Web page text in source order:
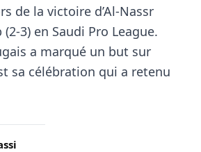
de la victoire d’Al-Nassr
3) en Saudi Pro League.
a marqué un but sur
sa célébration qui a retenu